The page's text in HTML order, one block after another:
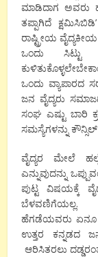
ಮಾಡಿದಾಗ ಅವರು
ತಪ್ಪಾಗಿದೆ
ರಾಷ್ಟ್ರೀಯ
ಒಂದು ಸಿಟ್ಟು
ಒಂದು ವ್ಯಾಪಾರದ
ಜನ ವೈದ್ಯರು
ಸಂಘ ಎಷ್ಟು ಬಾರಿ
ಸಮಸ್ಯೆಗಳನ್ನು
ವೈದ್ಯರ ಮೇಲೆ
ಎನ್ನುವುದನ್ನು
ಪುಟ್ಟ ವಿಷಯಕ್ಕೆ
ಬೆಳವಣಿಗೆಯಲ್ಲ.
ಹೆಗಡೆಯವರು ಏನೂ
ಉತ್ತರ ಕನ್ನಡದ
ಆರಿಸಿತರಲು